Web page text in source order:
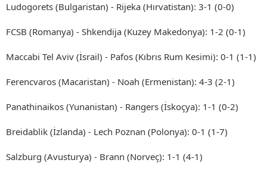
Ludogorets (Bulgaristan) - Rijeka (Hırvatistan): 3-1 (0-0)
FCSB (Romanya) - Shkendija (Kuzey Makedonya): 1-2 (0-1)
Maccabi Tel Aviv (İsrail) - Pafos (Kıbrıs Rum Kesimi): 0-1 (1-1)
Ferencvaros (Macaristan) - Noah (Ermenistan): 4-3 (2-1)
Panathinaikos (Yunanistan) - Rangers (İskoçya): 1-1 (0-2)
Breidablik (İzlanda) - Lech Poznan (Polonya): 0-1 (1-7)
Salzburg (Avusturya) - Brann (Norveç): 1-1 (4-1)